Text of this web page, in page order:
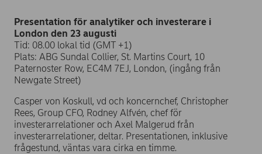
Presentation för analytiker och investerare i
London den 23 augusti
Tid: 08.00 lokal tid (GMT +1)
Plats: ABG Sundal Collier, St. Martins Court, 10
Paternoster Row, EC4M 7EJ, London, (ingång från
Newgate Street)
Casper von Koskull, vd och koncernchef, Christopher
Rees, Group CFO, Rodney Alfvén, chef för
investerarrelationer och Axel Malgerud från
investerarrelationer, deltar. Presentationen, inklusive
frågestund, väntas vara cirka en timme.